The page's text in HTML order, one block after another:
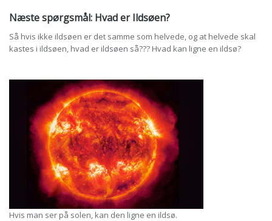
Næste spørgsmål: Hvad er Ildsøen?
Så hvis ikke ildsøen er det samme som helvede, og at helvede skal
kastes i ildsøen, hvad er ildsøen så??? Hvad kan ligne en ildsø?
Hvis man ser på solen, kan den ligne en ildsø.